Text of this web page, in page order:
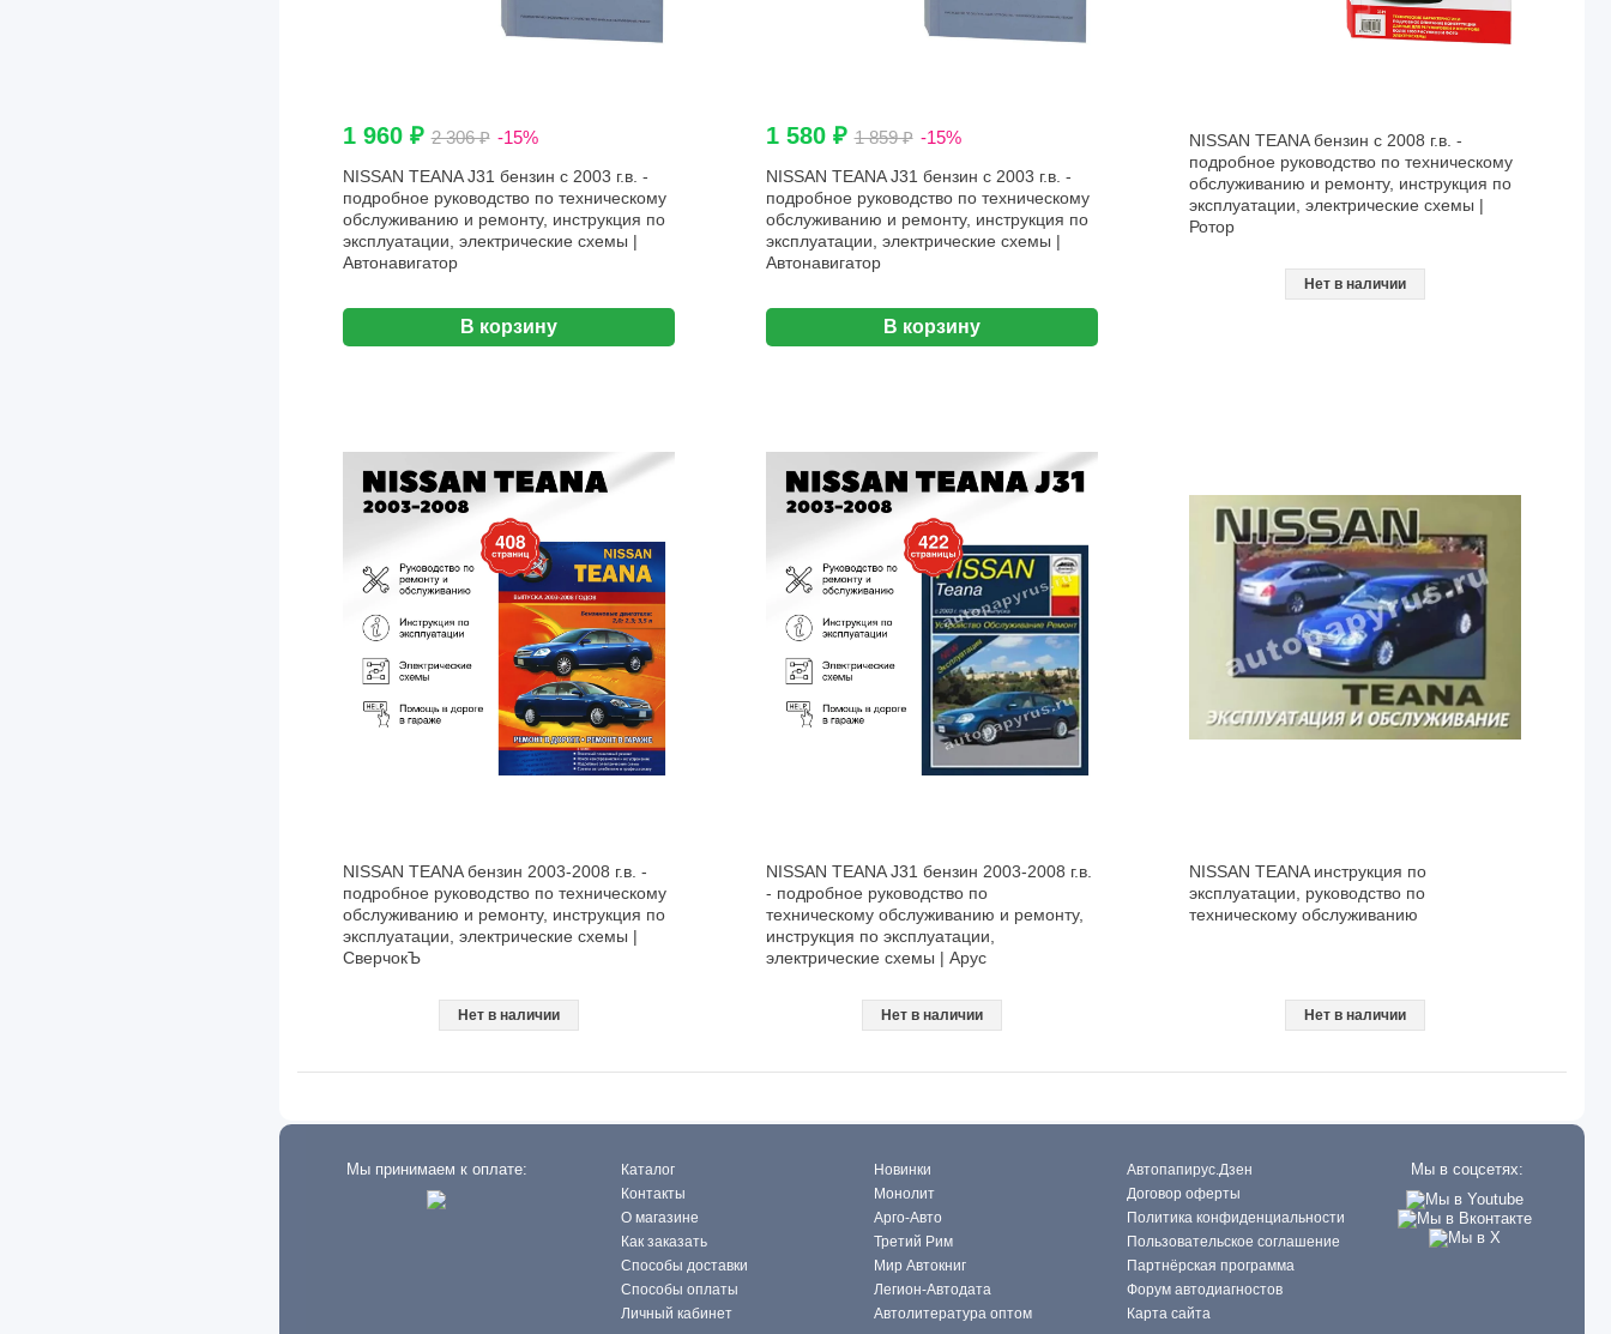
1 960 ₽2 306 ₽ -15%
NISSAN TEANA J31 бензин с 2003 г.в. -
подробное руководство по техническому
обслуживанию и ремонту, инструкция по
эксплуатации, электрические схемы |
Автонавигатор
В корзину
1 580 ₽1 859 ₽ -15%
NISSAN TEANA J31 бензин с 2003 г.в. -
подробное руководство по техническому
обслуживанию и ремонту, инструкция по
эксплуатации, электрические схемы |
Автонавигатор
В корзину
NISSAN TEANA бензин с 2008 г.в. -
подробное руководство по техническому
обслуживанию и ремонту, инструкция по
эксплуатации, электрические схемы |
Ротор
Нет в наличии
NISSAN TEANA бензин 2003-2008 г.в. -
подробное руководство по техническому
обслуживанию и ремонту, инструкция по
эксплуатации, электрические схемы |
СверчокЪ
Нет в наличии
NISSAN TEANA J31 бензин 2003-2008 г.в.
- подробное руководство по
техническому обслуживанию и ремонту,
инструкция по эксплуатации,
электрические схемы | Арус
Нет в наличии
NISSAN TEANA инструкция по
эксплуатации, руководство по
техническому обслуживанию
Нет в наличии
Мы принимаем к оплате:
Каталог
Контакты
О магазине
Как заказать
Способы доставки
Способы оплаты
Личный кабинет
Новинки
Монолит
Арго-Авто
Третий Рим
Мир Автокниг
Легион-Автодата
Автолитература оптом
Автопапирус.Дзен
Договор оферты
Политика конфиденциальности
Пользовательское соглашение
Партнёрская программа
Форум автодиагностов
Карта сайта
Мы в соцсетях: